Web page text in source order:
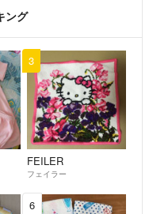
ング
3
FEILER
フェイラー
6